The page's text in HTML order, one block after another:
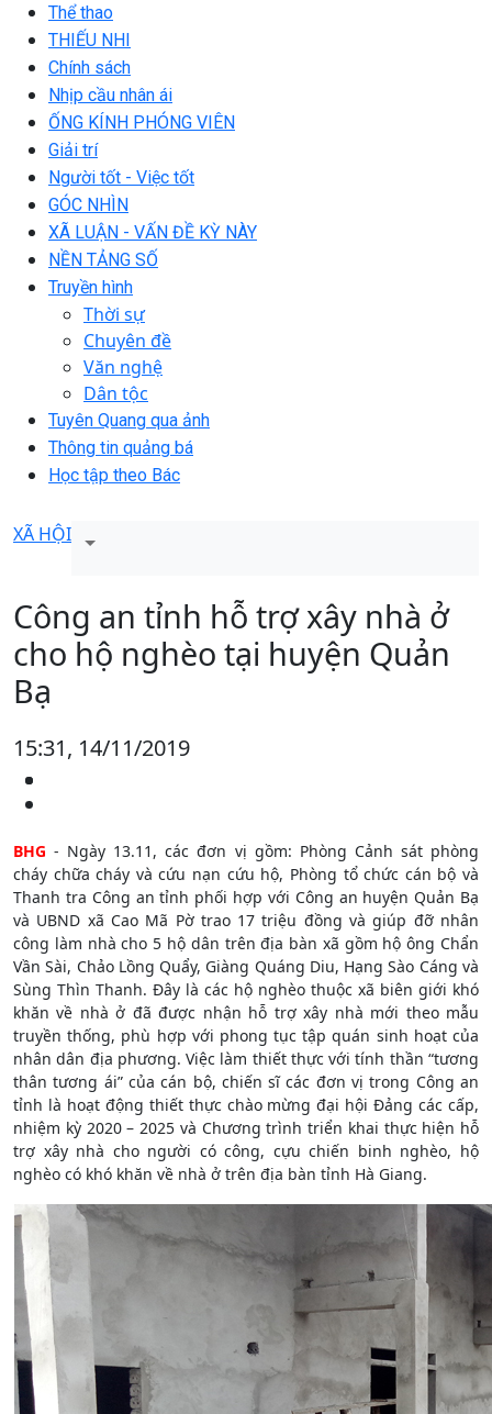
Thể thao
THIẾU NHI
Chính sách
Nhịp cầu nhân ái
ỐNG KÍNH PHÓNG VIÊN
Giải trí
Người tốt - Việc tốt
GÓC NHÌN
XÃ LUẬN - VẤN ĐỀ KỲ NÀY
NỀN TẢNG SỐ
Truyền hình
Thời sự
Chuyên đề
Văn nghệ
Dân tộc
Tuyên Quang qua ảnh
Thông tin quảng bá
Học tập theo Bác
XÃ HỘI
Công an tỉnh hỗ trợ xây nhà ở
cho hộ nghèo tại huyện Quản
Bạ
15:31, 14/11/2019
BHG- Ngày 13.11, các đơn vị gồm: Phòng Cảnh sát phòng
cháy chữa cháy và cứu nạn cứu hộ, Phòng tổ chức cán bộ và
Thanh tra Công an tỉnh phối hợp với Công an huyện Quản Bạ
và UBND xã Cao Mã Pờ trao 17 triệu đồng và giúp đỡ nhân
công làm nhà cho 5 hộ dân trên địa bàn xã gồm hộ ông Chẩn
Vần Sài, Chảo Lồng Quẩy, Giàng Quáng Diu, Hạng Sào Cáng và
Sùng Thìn Thanh. Đây là các hộ nghèo thuộc xã biên giới khó
khăn về nhà ở đã được nhận hỗ trợ xây nhà mới theo mẫu
truyền thống, phù hợp với phong tục tập quán sinh hoạt của
nhân dân địa phương. Việc làm thiết thực với tính thần “tương
thân tương ái” của cán bộ, chiến sĩ các đơn vị trong Công an
tỉnh là hoạt động thiết thực chào mừng đại hội Đảng các cấp,
nhiệm kỳ 2020 – 2025 và Chương trình triển khai thực hiện hỗ
trợ xây nhà cho người có công, cựu chiến binh nghèo, hộ
nghèo có khó khăn về nhà ở trên địa bàn tỉnh Hà Giang.